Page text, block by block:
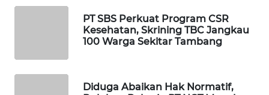
PT SBS Perkuat Program CSR
Kesehatan, Skrining TBC Jangkau
100 Warga Sekitar Tambang
Diduga Abaikan Hak Normatif,
NEWS
NEWS